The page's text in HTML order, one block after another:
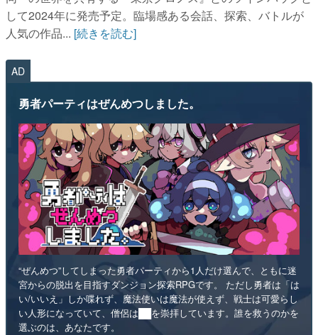
して2024年に発売予定。臨場感ある会話、探索、バトルが
人気の作品... [続きを読む]
AD
勇者パーティはぜんめつしました。
“ぜんめつ”してしまった勇者パーティから1人だけ選んで、ともに迷
宮からの脱出を目指すダンジョン探索RPGです。 ただし勇者は「は
い/いいえ」しか喋れず、魔法使いは魔法が使えず、戦士は可愛らし
い人形になっていて、僧侶は██を崇拝しています。誰を救うのかを
選ぶのは、あなたです。